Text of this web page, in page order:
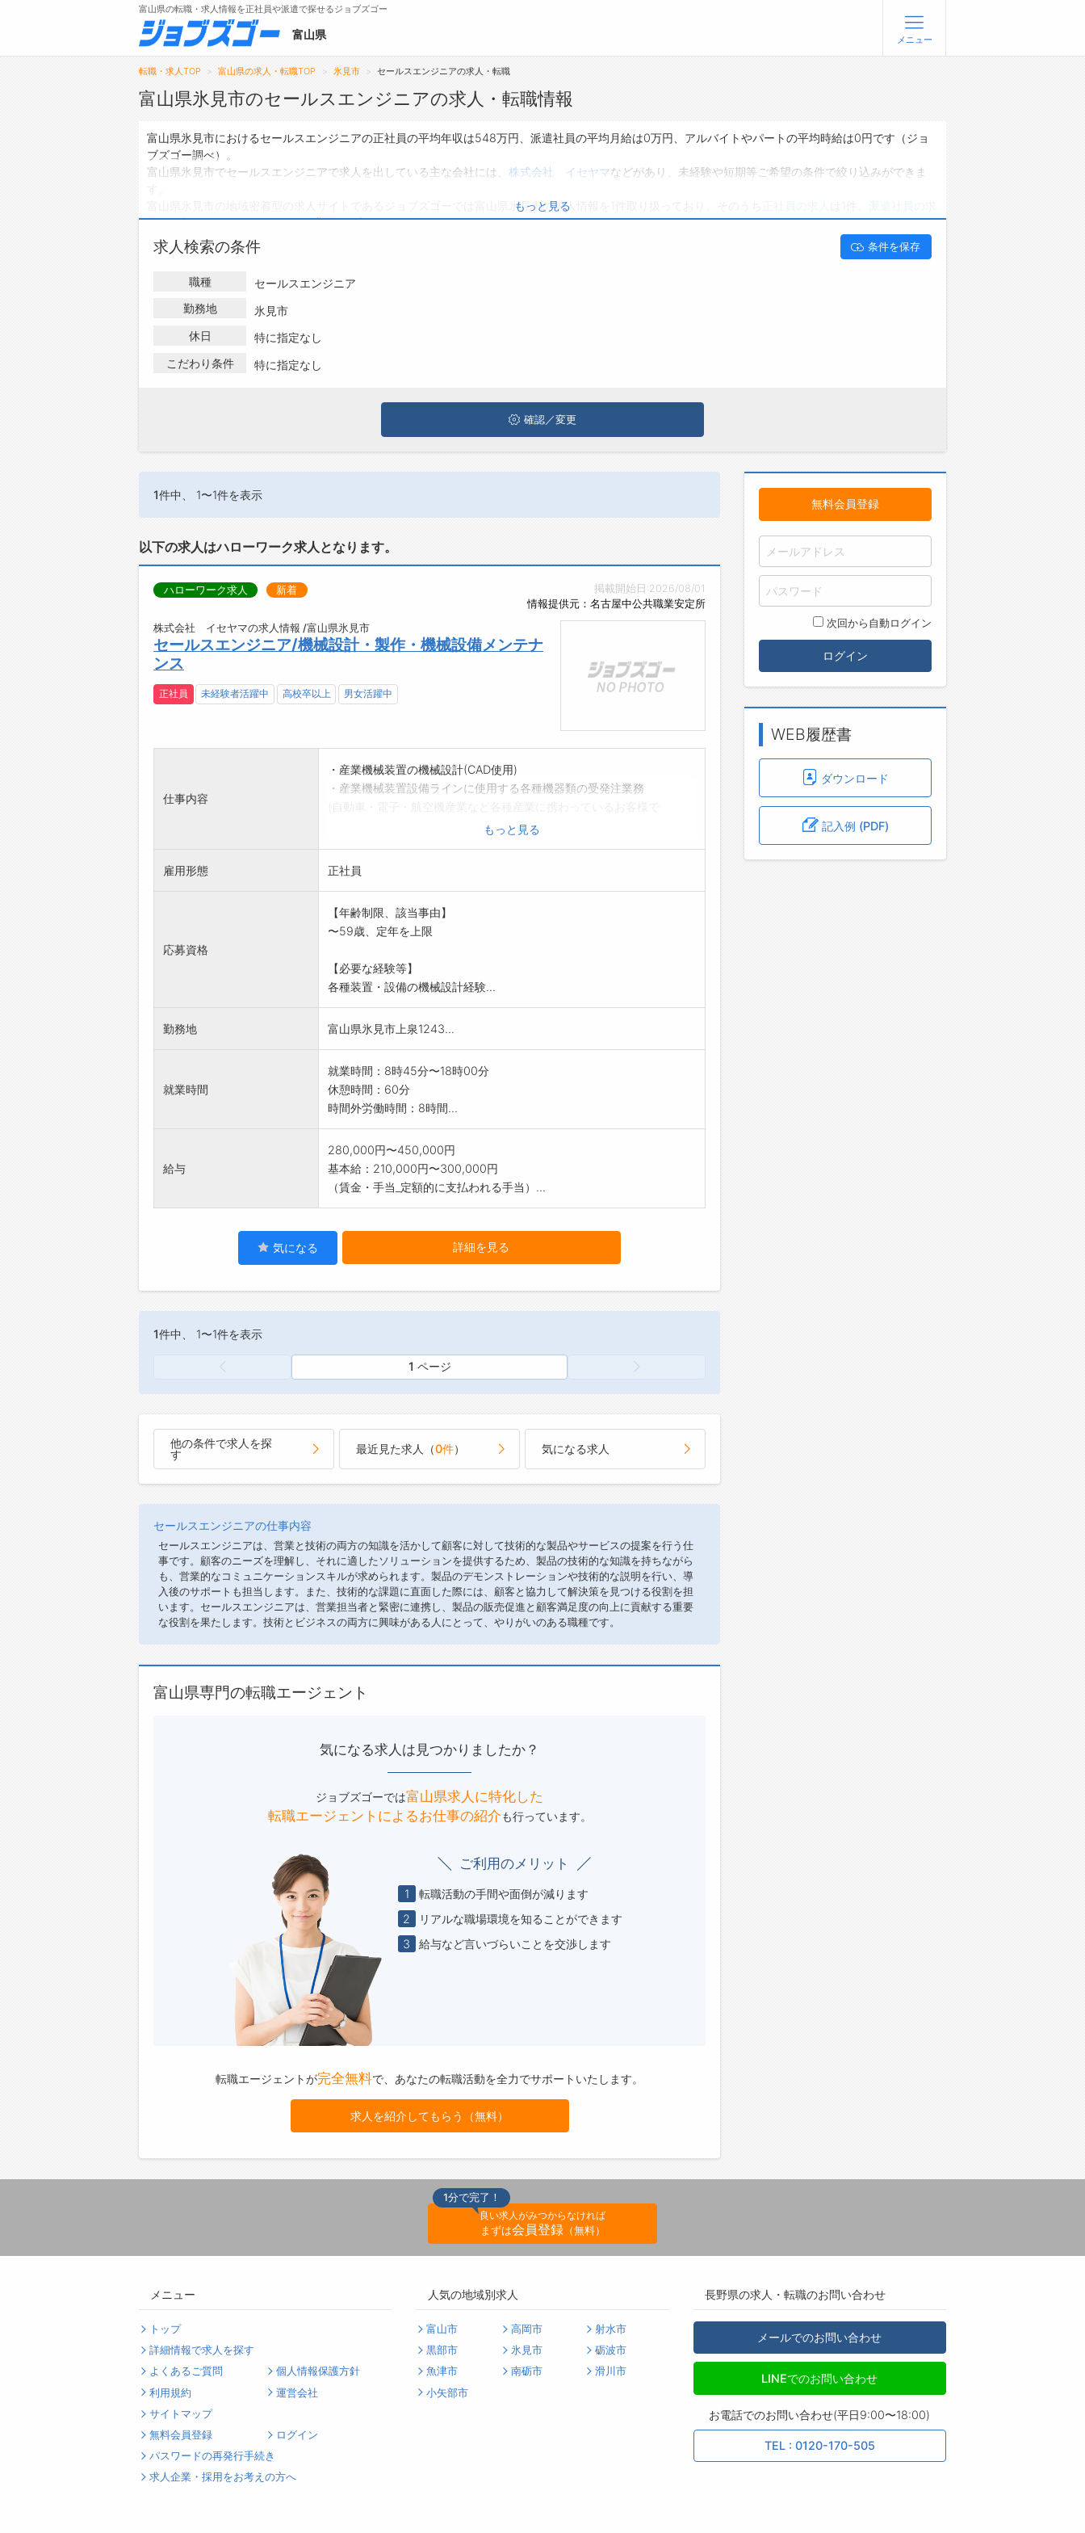
メニュー
トップ
転職支援サービスについて
転職ノウハウ(応募書類の書き方・面接対策な
転職・採用コラム
ジョブズゴーについて
会社概要
富山県の転職・求人情報を正社員や派遣で探せるジョブズゴー
富山県 メニュー
転職・求人TOP 富山県の求人・転職TOP 氷見市 セールスエンジニアの求人・転職
富山県氷見市のセールスエンジニアの求人・転職情報
富山県氷見市におけるセールスエンジニアの正社員の平均年収は548万円、派遣社員の平均月給は0万円、アルバイトやパートの平均時給は0円です（ジョ
ブズゴー調べ）。
富山県氷見市でセールスエンジニアで求人を出している主な会社には、 株式会社 イセヤマなどがあり、未経験や短期等ご希望の条件で絞り込みができま
富山県氷見市の地域密着型の求人サイトであるジョブズゴーでは富山県氷見市の求人情報を1件取り扱っており、そのうち
人は0件、アルバイト・パートの求人は0件です。
ハローワークにはない求人も多数扱っており、転職だけでなく、第二新卒から50代・60代以上の方の再就職も可能です。 富山県氷見市でセールスエンジニ
アの求人・転職情報を探している方は、ぜひ興味のある職種に応募してみてくださいね。
もっと見る
求人検索の条件 条件を保存
職種
セールスエンジニア
勤務地
氷見市
休日
特に指定なし
こだわり条件
特に指定なし
確認／変更
1件中、 1〜1件を表示
以下の求人はハローワーク求人となります。
掲載開始日:2026/08/01
情報提供元：名古屋中公共職業安定所
ハローワーク求人 新着
株式会社 イセヤマの求人情報 /富山県氷見市
セールスエンジニア/機械設計・製作・機械設備メンテナ
ンス
正社員 未経験者活躍中 高校卒以上 男女活躍中
仕事内容
・産業機械装置の機械設計(CAD使用)
・産業機械装置設備ラインに使用する各種機器類の受発注業務
必要とする消耗品・各種装置の販売、機械・設備ラインのメンテ
お客様から新規設備ラインの立ち上げや改造の相談もあります。営
知識・経験による能力を存分に発揮していただけます。
業務変更範囲:原則なし
もっと見る
雇用形態 正社員
応募資格
【年齢制限、該当事由】
〜59歳、定年を上限
【必要な経験等】
各種装置・設備の機械設計経験...
勤務地 富山県氷見市上泉1243...
就業時間
就業時間：8時45分〜18時00分
休憩時間：60分
時間外労働時間：8時間...
給与
280,000円〜450,000円
基本給：210,000円〜300,000円
（賃金・手当_定額的に支払われる手当）...
気になる 詳細を見る
1件中、 1〜1件を表示
1 ページ
他の条件で求人を探
す
最近見た求人（0件） 気になる求人
セールスエンジニアの仕事内容
セールスエンジニアは、営業と技術の両方の知識を活かして顧客に対して技術的な製品やサービスの提案を行う仕
事です。顧客のニーズを理解し、それに適したソリューションを提供するため、製品の技術的な知識を持ちながら
も、営業的なコミュニケーションスキルが求められます。製品のデモンストレーションや技術的な説明を行い、導
入後のサポートも担当します。また、技術的な課題に直面した際には、顧客と協力して解決策を見つける役割を担
います。セールスエンジニアは、営業担当者と緊密に連携し、製品の販売促進と顧客満足度の向上に貢献する重要
な役割を果たします。技術とビジネスの両方に興味がある人にとって、やりがいのある職種です。
富山県専門の転職エージェント
気になる求人は見つかりましたか？
ジョブズゴーでは富山県求人に特化した
転職エージェントによるお仕事の紹介も行っています。
ご利用のメリット
1
転職活動の手間や面倒が減ります
2
リアルな職場環境を知ることができます
3
給与など言いづらいことを交渉します
転職エージェントが完全無料で、 あなたの転職活動を全力でサポートいたします。
求人を紹介してもらう（無料）
無料会員登録
次回から自動ログイン
ログイン
WEB履歴書
ダウンロード
記入例 (PDF)
1分で完了！
良い求人がみつからなければ
まずは会員登録（無料）
メニュー
トップ
詳細情報で求人を探す
よくあるご質問
個人情報保護方針
利用規約
運営会社
サイトマップ
無料会員登録
ログイン
パスワードの再発行手続き
求人企業・採用をお考えの方へ
人気の地域別求人
富山市 高岡市
射水市
黒部市
氷見市
砺波市
魚津市
南砺市
滑川市
小矢部市
長野県の求人・転職のお問い合わせ
メールでのお問い合わせ
LINEでのお問い合わせ
お電話でのお問い合わせ(平日9:00〜18:00)
TEL : 0120-170-505